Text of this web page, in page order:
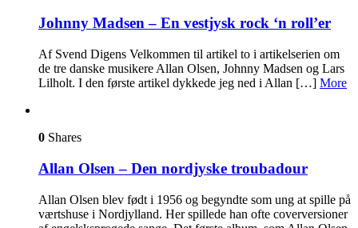
Johnny Madsen – En vestjysk rock ‘n roll’er
Af Svend Digens Velkommen til artikel to i artikelserien om
de tre danske musikere Allan Olsen, Johnny Madsen og Lars
Lilholt. I den første artikel dykkede jeg ned i Allan […] More
0 Shares
Allan Olsen – Den nordjyske troubadour
Allan Olsen blev født i 1956 og begyndte som ung at spille på
værtshuse i Nordjylland. Her spillede han ofte coverversioner